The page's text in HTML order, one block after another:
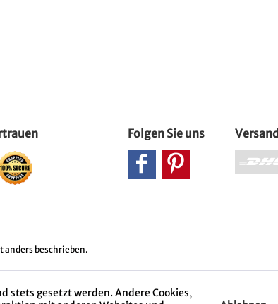
Folgen Sie uns Versand
anders beschrieben.
stets gesetzt werden. Andere Cookies,